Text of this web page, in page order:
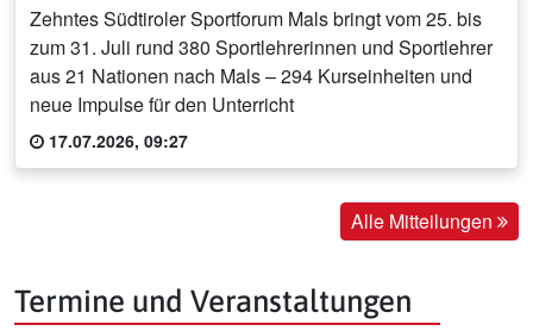
Zehntes Südtiroler Sportforum Mals bringt vom 25. bis
zum 31. Juli rund 380 Sportlehrerinnen und Sportlehrer
aus 21 Nationen nach Mals – 294 Kurseinheiten und
neue Impulse für den Unterricht
17.07.2026, 09:27
Alle Mitteilungen
Termine und Veranstaltungen